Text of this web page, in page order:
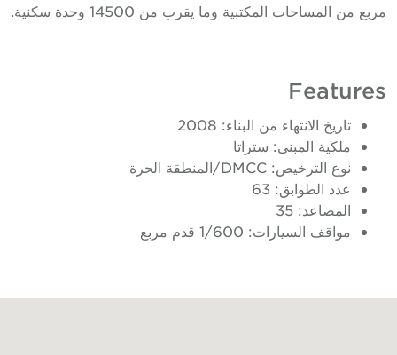
مربع من المساحات المكتبية وما يقرب من 14500 وحدة سكنية.
Features
تاريخ الانتهاء من البناء: 2008
ملكية المبنى: ستراتا
نوع الترخيص: DMCC/المنطقة الحرة
عدد الطوابق: 63
المصاعد: 35
مواقف السيارات: 1/600 قدم مربع